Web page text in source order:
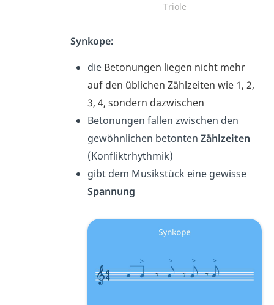
Triole
Synkope:
die Betonungen liegen nicht mehr
auf den üblichen Zählzeiten wie 1, 2,
3, 4, sondern dazwischen
Betonungen fallen zwischen den
gewöhnlichen betonten Zählzeiten
(Konfliktrhythmik)
gibt dem Musikstück eine gewisse
Spannung